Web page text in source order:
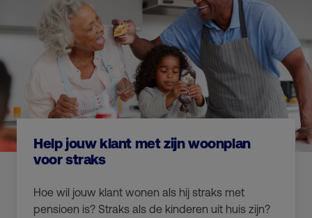
Help jouw klant met zijn woonplan
voor straks
Hoe wil jouw klant wonen als hij straks met
pensioen is? Straks als de kinderen uit huis zijn?